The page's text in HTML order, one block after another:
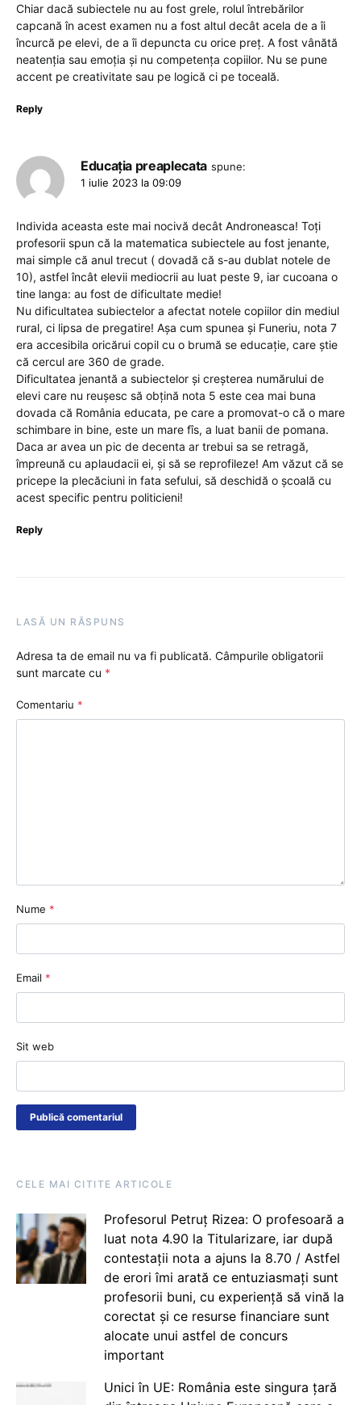
Chiar dacă subiectele nu au fost grele, rolul întrebărilor
capcană în acest examen nu a fost altul decât acela de a îi
încurcă pe elevi, de a îi depuncta cu orice preț. A fost vânătă
neatenția sau emoția și nu competența copiilor. Nu se pune
accent pe creativitate sau pe logică ci pe toceală.
Reply
Educația preaplecata spune:
1 iulie 2023 la 09:09
Individa aceasta este mai nocivă decât Androneasca! Toți
profesorii spun că la matematica subiectele au fost jenante,
mai simple că anul trecut ( dovadă că s-au dublat notele de
10), astfel încât elevii mediocrii au luat peste 9, iar cucoana o
tine langa: au fost de dificultate medie!
Nu dificultatea subiectelor a afectat notele copiilor din mediul
rural, ci lipsa de pregatire! Așa cum spunea și Funeriu, nota 7
era accesibila oricărui copil cu o brumă se educație, care știe
că cercul are 360 de grade.
Dificultatea jenantă a subiectelor și creșterea numărului de
elevi care nu reușesc să obțină nota 5 este cea mai buna
dovada că România educata, pe care a promovat-o că o mare
schimbare in bine, este un mare fîs, a luat banii de pomana.
Daca ar avea un pic de decenta ar trebui sa se retragă,
împreună cu aplaudacii ei, și să se reprofileze! Am văzut că se
pricepe la plecăciuni in fata sefului, să deschidă o școală cu
acest specific pentru politicieni!
Reply
LASĂ UN RĂSPUNS
Adresa ta de email nu va fi publicată. Câmpurile obligatorii
sunt marcate cu *
Comentariu *
Nume *
Email *
Sit web
CELE MAI CITITE ARTICOLE
Profesorul Petruț Rizea: O profesoară a
luat nota 4.90 la Titularizare, iar după
contestații nota a ajuns la 8.70 / Astfel
de erori îmi arată ce entuziasmați sunt
profesorii buni, cu experiență să vină la
corectat și ce resurse financiare sunt
alocate unui astfel de concurs
important
Unici în UE: România este singura țară